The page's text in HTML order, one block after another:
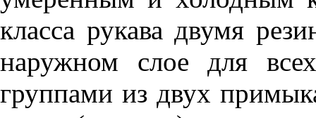
класса рукава двумя
наружном слое для
группами из двух